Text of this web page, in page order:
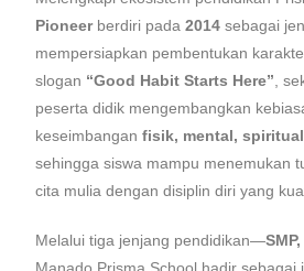
Pioneerberdiri pada2014 sebagai
mempersiapkan pembentukan
slogan “Good Habit Starts Here” ,
peserta didik mengembangkan
keseimbanganfisik, mental,
sehingga siswa mampu menemukan
cita mulia dengan disiplin diri yang
Melalui tiga jenjang pendidikan—